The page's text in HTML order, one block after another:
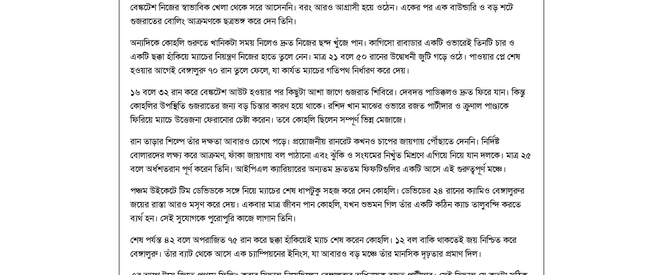
বেঙ্কটেশ নিজের স্বাভাবিক খেলা থেকে সরে আসেননি। বরং আরও আগ্রাসী হয়ে ওঠেন। একের পর এক বাউন্ডারি ও বড় শটে
গুজরাতের বোলিং আক্রমণকে ছত্রভঙ্গ করে দেন তিনি।
অন্যদিকে কোহলি শুরুতে খানিকটা সময় নিলেও দ্রুত নিজের ছন্দ খুঁজে পান। কাগিসো রাবাডার একটি ওভারেই তিনটি চার ও
একটি ছক্কা হাঁকিয়ে ম্যাচের নিয়ন্ত্রণ নিজের হাতে তুলে নেন। মাত্র ২১ বলে ৫০ রানের উদ্বোধনী জুটি গড়ে ওঠে। পাওয়ার প্লে শেষ
হওয়ার আগেই বেঙ্গালুরু ৭০ রান তুলে ফেলে, যা কার্যত ম্যাচের গতিপথ নির্ধারণ করে দেয়।
১৬ বলে ৩২ রান করে বেঙ্কটেশ আউট হওয়ার পর কিছুটা আশা জাগে গুজরাত শিবিরে। দেবদত্ত পাডিক্কলও দ্রুত ফিরে যান। কিন্তু
কোহলির উপস্থিতি গুজরাতের জন্য বড় চিন্তার কারণ হয়ে থাকে। রশিদ খান মাঝের ওভারে রজত পাটীদার ও ক্রুণাল পাণ্ড্যকে
ফিরিয়ে ম্যাচে উত্তেজনা ফেরানোর চেষ্টা করেন। তবে কোহলি ছিলেন সম্পূর্ণ ভিন্ন মেজাজে।
রান তাড়ার শিল্পে তাঁর দক্ষতা আবারও চোখে পড়ে। প্রয়োজনীয় রানরেট কখনও চাপের জায়গায় পৌঁছাতে দেননি। নির্দিষ্ট
বোলারদের লক্ষ্য করে আক্রমণ, ফাঁকা জায়গায় বল পাঠানো এবং ঝুঁকি ও সংযমের নিখুঁত মিশ্রণে এগিয়ে নিয়ে যান দলকে। মাত্র ২৫
বলে অর্ধশতরান পূর্ণ করেন তিনি। আইপিএল ক্যারিয়ারের অন্যতম দ্রুততম ফিফটিগুলির একটি আসে এই গুরুত্বপূর্ণ মঞ্চে।
পঞ্চম উইকেটে টিম ডেভিডকে সঙ্গে নিয়ে ম্যাচের শেষ ধাপটুকু সহজ করে দেন কোহলি। ডেভিডের ২৪ রানের ক্যামিও বেঙ্গালুরুর
জয়ের রাস্তা আরও মসৃণ করে দেয়। একবার মাত্র জীবন পান কোহলি, যখন শুভমন গিল তাঁর একটি কঠিন ক্যাচ তালুবন্দি করতে
ব্যর্থ হন। সেই সুযোগকে পুরোপুরি কাজে লাগান তিনি।
শেষ পর্যন্ত ৪২ বলে অপরাজিত ৭৫ রান করে ছক্কা হাঁকিয়েই ম্যাচ শেষ করেন কোহলি। ১২ বল বাকি থাকতেই জয় নিশ্চিত করে
বেঙ্গালুরু। তাঁর ব্যাট থেকে আসে এক চ্যাম্পিয়নের ইনিংস, যা আবারও বড় মঞ্চে তাঁর মানসিক দৃঢ়তার প্রমাণ দিল।